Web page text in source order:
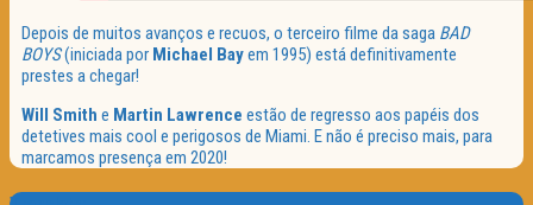
Depois de muitos avanços e recuos, o terceiro filme da saga BAD
BOYS(iniciada por Michael Bayem 1995) está definitivamente
prestes a chegar!
Will Smith e Martin Lawrence estão de regresso aos papéis dos
detetives mais cool e perigosos de Miami. E não é preciso mais, para
marcamos presença em 2020!